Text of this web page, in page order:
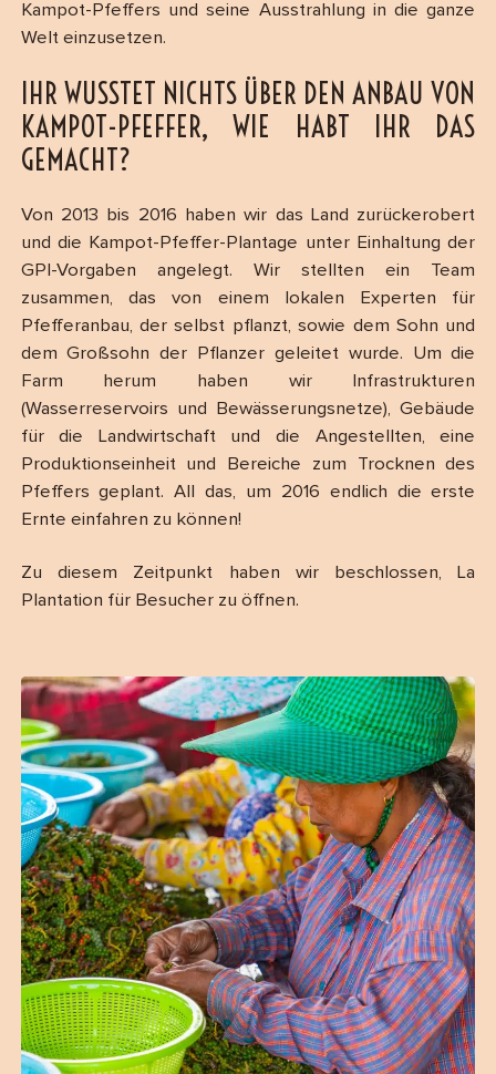
Kampot-Pfeffers und seine Ausstrahlung in die ganze
Welt einzusetzen.
IHR WUSSTET NICHTS ÜBER DEN ANBAU VON
KAMPOT-PFEFFER, WIE HABT IHR DAS
GEMACHT?
Von 2013 bis 2016 haben wir das Land zurückerobert
und die Kampot-Pfeffer-Plantage unter Einhaltung der
GPI-Vorgaben angelegt. Wir stellten ein Team
zusammen, das von einem lokalen Experten für
Pfefferanbau, der selbst pflanzt, sowie dem Sohn und
dem Großsohn der Pflanzer geleitet wurde. Um die
Farm herum haben wir Infrastrukturen
(Wasserreservoirs und Bewässerungsnetze), Gebäude
für die Landwirtschaft und die Angestellten, eine
Produktionseinheit und Bereiche zum Trocknen des
Pfeffers geplant. All das, um 2016 endlich die erste
Ernte einfahren zu können!
Zu diesem Zeitpunkt haben wir beschlossen, La
Plantation für Besucher zu öffnen.